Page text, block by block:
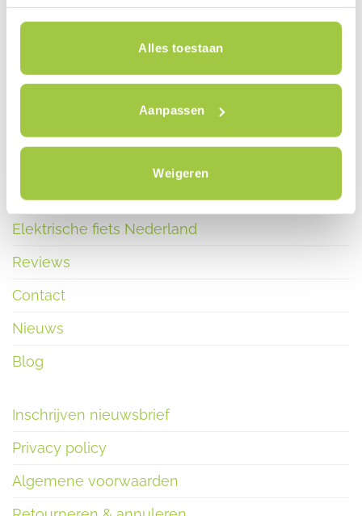
Alles toestaan
Aanpassen
Weigeren
1121 ND Landsmeer
+31 (0) 85-7735355
WhatsApp +31 (0)6 53 47 72 28
Elektrische fiets Nederland
Reviews
Contact
Nieuws
Blog
Inschrijven nieuwsbrief
Privacy policy
Algemene voorwaarden